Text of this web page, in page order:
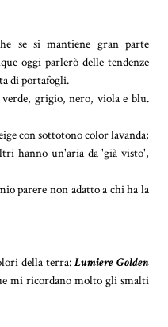
se si mantiene gran parte
oggi parlerò delle tendenze
di portafogli.
grigio, nero, viola e blu.
con sottotono color lavanda;
hanno un'aria da 'già visto',
parere non adatto a chi ha la
della terra: Lumiere Golden
mi ricordano molto gli smalti